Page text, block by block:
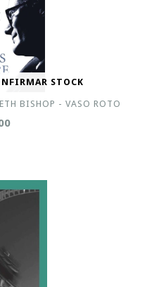
STOCK
BISHOP - VASO ROTO